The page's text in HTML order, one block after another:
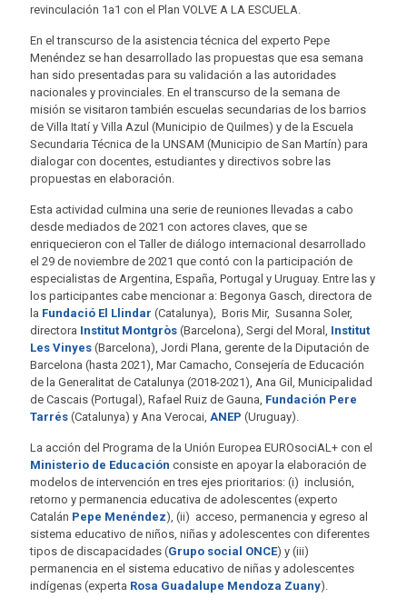
revinculación 1a1 con el Plan VOLVE A LA ESCUELA.
En el transcurso de la asistencia técnica del experto Pepe
Menéndez se han desarrollado las propuestas que esa semana
han sido presentadas para su validación a las autoridades
nacionales y provinciales. En el transcurso de la semana de
misión se visitaron también escuelas secundarias de los barrios
de Villa Itatí y Villa Azul (Municipio de Quilmes) y de la Escuela
Secundaria Técnica de la UNSAM (Municipio de San Martín) para
dialogar con docentes, estudiantes y directivos sobre las
propuestas en elaboración.
Esta actividad culmina una serie de reuniones llevadas a cabo
desde mediados de 2021 con actores claves, que se
enriquecieron con el Taller de diálogo internacional desarrollado
el 29 de noviembre de 2021 que contó con la participación de
especialistas de Argentina, España, Portugal y Uruguay. Entre las y
los participantes cabe mencionar a: Begonya Gasch, directora de
la Fundació El Llindar (Catalunya), Boris Mir, Susanna Soler,
directora Institut Montgròs (Barcelona), Sergi del Moral, Institut
Les Vinyes (Barcelona), Jordi Plana, gerente de la Diputación de
Barcelona (hasta 2021), Mar Camacho, Consejería de Educación
de la Generalitat de Catalunya (2018-2021), Ana Gil, Municipalidad
de Cascais (Portugal), Rafael Ruiz de Gauna, Fundación Pere
Tarrés (Catalunya) y Ana Verocai, ANEP (Uruguay).
La acción del Programa de la Unión Europea EUROsociAL+ con el
Ministerio de Educación consiste en apoyar la elaboración de
modelos de intervención en tres ejes prioritarios: (i) inclusión,
retorno y permanencia educativa de adolescentes (experto
Catalán Pepe Menéndez), (ii) acceso, permanencia y egreso al
sistema educativo de niños, niñas y adolescentes con diferentes
tipos de discapacidades (Grupo social ONCE) y (iii)
permanencia en el sistema educativo de niñas y adolescentes
indígenas (experta Rosa Guadalupe Mendoza Zuany).